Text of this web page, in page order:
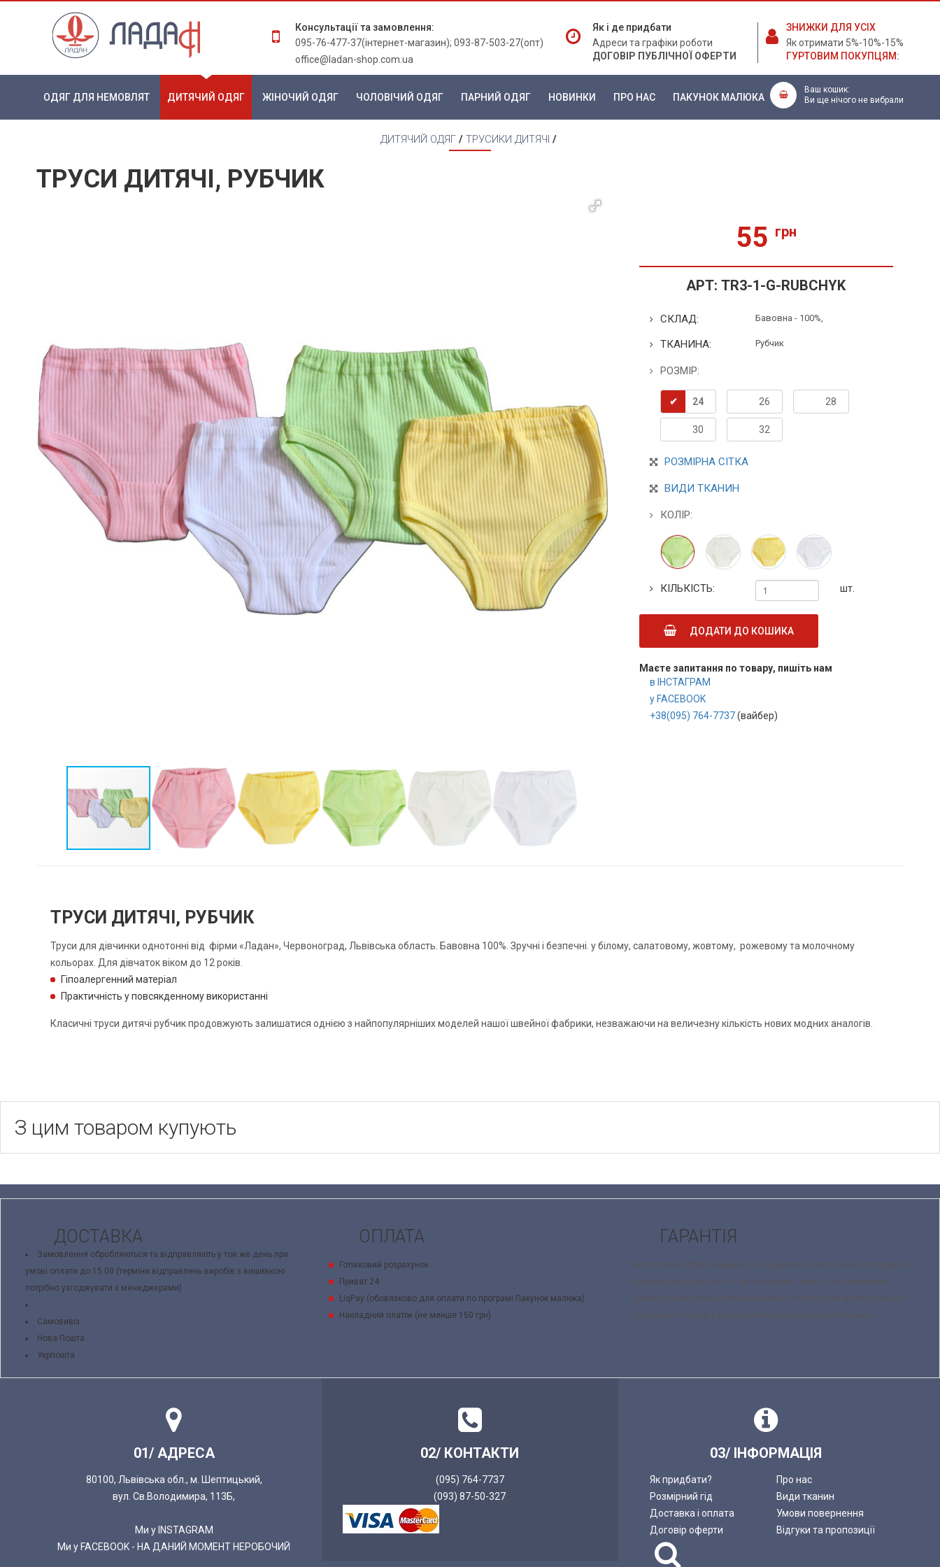
Консультації та замовлення:
095-76-477-37(інтернет-магазин); 093-87-503-27(опт)
office@ladan-shop.com.ua
Як і де придбати
Адреси та графіки роботи
ДОГОВІР ПУБЛІЧНОЇ ОФЕРТИ
ЗНИЖКИ ДЛЯ УСІХ
Як отримати 5%-10%-15%
ГУРТОВИМ ПОКУПЦЯМ:
ОДЯГ ДЛЯ НЕМОВЛЯТ ДИТЯЧИЙ ОДЯГ ЖІНОЧИЙ ОДЯГ ЧОЛОВІЧИЙ ОДЯГ ПАРНИЙ ОДЯГ НОВИНКИ ПРО НАС ПАКУНОК МАЛЮКА
Ваш кошик:
Ви ще нічого не вибрали
ДИТЯЧИЙ ОДЯГ / ТРУСИКИ ДИТЯЧІ /
ТРУСИ ДИТЯЧІ, РУБЧИК
55 грн
АРТ:TR3-1-G-RUBCHYK
СКЛАД: Бавовна - 100%,
ТКАНИНА: Рубчик
РОЗМІР:
24 26 28
30 32
РОЗМІРНА СІТКА
ВИДИ ТКАНИН
КОЛІР:
КІЛЬКІСТЬ: шт.
ДОДАТИ ДО КОШИКА
Маєте запитання по товару, пишіть нам
в ІНСТАГРАМ
у FACEBOOK
+38(095) 764-7737(вайбер)
ТРУСИ ДИТЯЧІ, РУБЧИК
Труси для дівчинки однотонні від фірми «Ладан», Червоноград, Львівська область. Бавовна 100%. Зручні і безпечні. у білому, салатовому, жовтому, рожевому та молочному
кольорах. Для дівчаток віком до 12 років.
Гіпоалергенний матеріал
Практичність у повсякденному використанні
Класичні труси дитячі рубчик продовжують залишатися однією з найпопулярніших моделей нашої швейної фабрики, незважаючи на величезну кількість нових модних аналогів.
З цим товаром купують
ДОСТАВКА
Замовлення обробляються та відправляють у той же день при
умові оплати до 15.00 (терміни відправлень виробів з вишивкою
потрібно узгоджувати з менеджерами)
Самовивіз
Нова Пошта
Укрпошта
ОПЛАТА
Готівковий розрахунок
Приват 24
LiqPay (обовязково для оплати по програмі Пакунок малюка)
Накладний платіж (не менше 150 грн)
ГАРАНТІЯ
Ми прагнемо бути кращими, та слідкуємо за якістю нашої продукції та
цінуємо репутацію нашої торгової марки Ladan. У разі виявленя
дефектів, невідповідності замовлення чи браку, ви маєте право на
поверененя товару у встановленні законодавством терміни.
01/ АДРЕСА
80100, Львівська обл., м. Шептицький,
вул. Св.Володимира, 113Б,
Ми у INSTAGRAM
Ми у FACEBOOK - НА ДАНИЙ МОМЕНТ НЕРОБОЧИЙ
02/ КОНТАКТИ
(095) 764-7737
(093) 87-50-327
03/ ІНФОРМАЦІЯ
Як придбати?
Про нас
Розмірний гід
Види тканин
Доставка і оплата
Умови повернення
Договір оферти
Відгуки та пропозиції